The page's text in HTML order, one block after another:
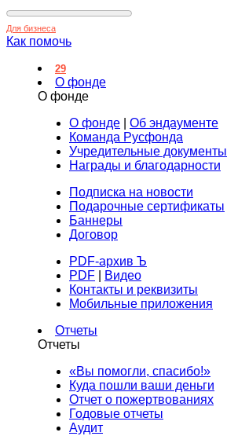
Для бизнеса
Как помочь
29
О фонде
О фонде
О фонде
Об эндаументе
Команда Русфонда
Учредительные документы
Награды и благодарности
Подписка на новости
Подарочные сертификаты
Баннеры
Договор
PDF-архив Ъ
PDF
Видео
Контакты и реквизиты
Мобильные приложения
Отчеты
Отчеты
«Вы помогли, спасибо!»
Куда пошли ваши деньги
Отчет о пожертвованиях
Годовые отчеты
Аудит